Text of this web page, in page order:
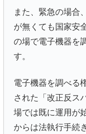
また、緊急の場合
が無くても国家安
の場で電子機器を
す。
電子機器を調べる
された「改正反ス
場では既に運用が
からは法執行手続